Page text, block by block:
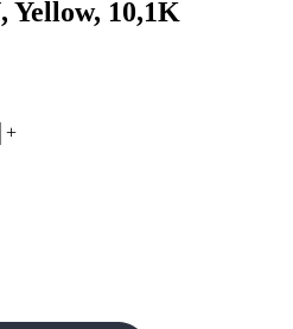
Yellow, 10,1K
+